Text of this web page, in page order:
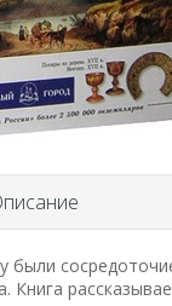
были
Книга